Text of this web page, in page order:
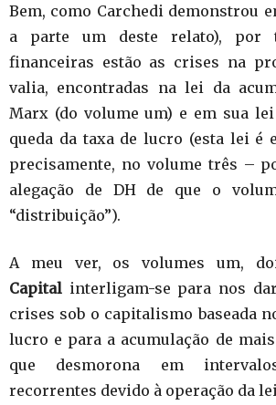
Bem, como Carchedi demonstrou
a parte um deste relato), por
financeiras estão as crises na
valia, encontradas na lei da
Marx (do volume um) e em sua
queda da taxa de lucro (esta lei é
precisamente, no volume três –
alegação de DH de que o
“distribuição”).
A meu ver, os volumes um,
Capital interligam-se para nos
crises sob o capitalismo baseada
lucro e para a acumulação de
que desmorona em
recorrentes devido à operação da